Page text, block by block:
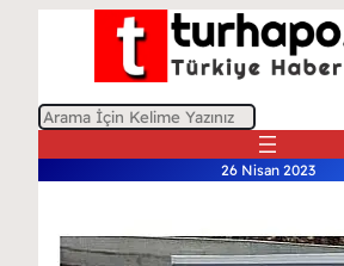
A
r
26 Nisan 2023